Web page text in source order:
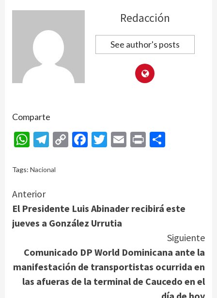
Redacción
See author's posts
Comparte
WhatsApp
Telegram
CopyFacebook
Twitter
Email
Print
Tags: Nacional
Continue
Reading
Anterior
El Presidente Luis Abinader recibirá este
jueves a González Urrutia
Siguiente
Comunicado DP World Dominicana ante la
manifestación de transportistas ocurrida en
las afueras de la terminal de Caucedo en el